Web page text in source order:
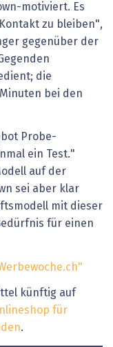
motiviert. Es
zu bleiben",
gegenüber der
die
bei den
Probe-
ein Test."
auf der
sei aber klar
mit dieser
für einen
künftig auf
für
.